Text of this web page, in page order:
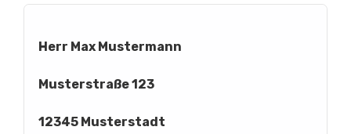
Herr Max Mustermann
Musterstraße 123
12345 Musterstadt